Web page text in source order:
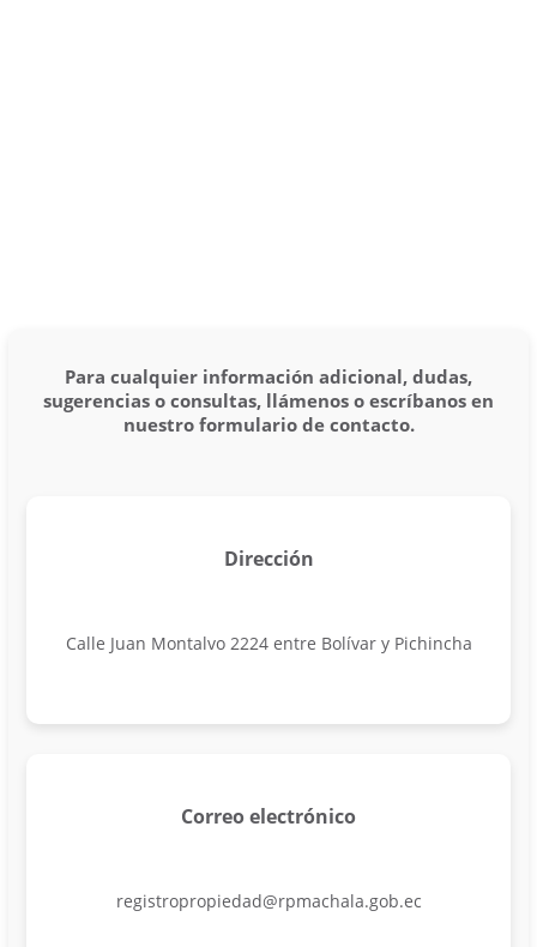
Para cualquier información adicional, dudas,
sugerencias o consultas, llámenos o escríbanos en
nuestro formulario de contacto.
Dirección
Calle Juan Montalvo 2224 entre Bolívar y Pichincha
Correo electrónico
registropropiedad@rpmachala.gob.ec